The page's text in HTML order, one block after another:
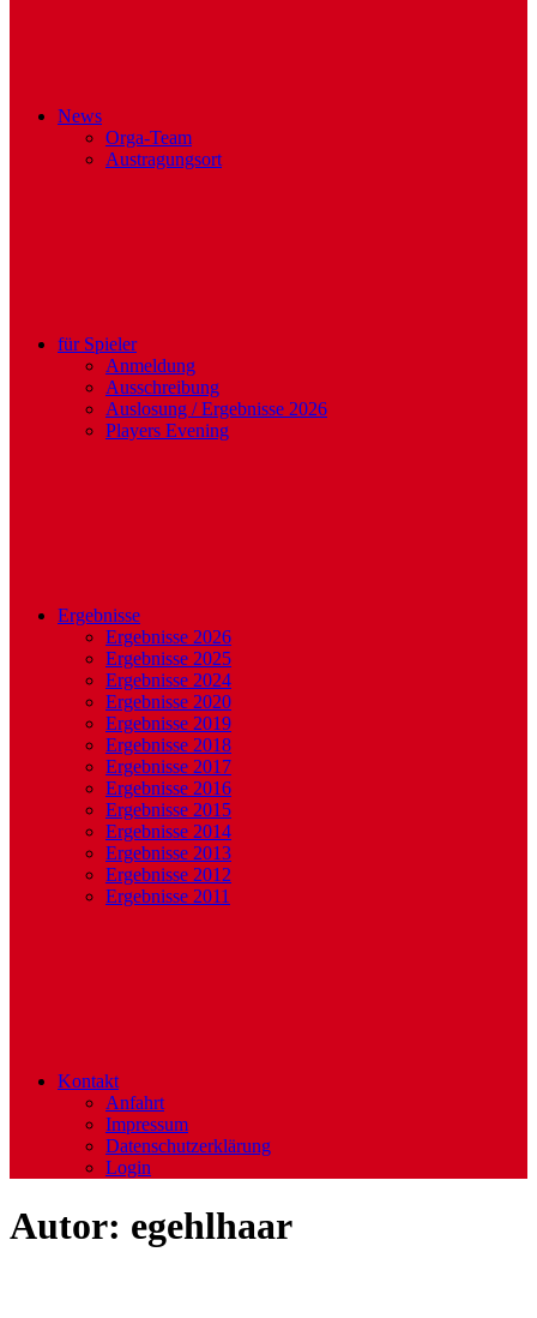
News
Orga-Team
Austragungsort
für Spieler
Anmeldung
Ausschreibung
Auslosung / Ergebnisse 2026
Players Evening
Ergebnisse
Ergebnisse 2026
Ergebnisse 2025
Ergebnisse 2024
Ergebnisse 2020
Ergebnisse 2019
Ergebnisse 2018
Ergebnisse 2017
Ergebnisse 2016
Ergebnisse 2015
Ergebnisse 2014
Ergebnisse 2013
Ergebnisse 2012
Ergebnisse 2011
Kontakt
Anfahrt
Impressum
Datenschutzerklärung
Login
Autor: egehlhaar